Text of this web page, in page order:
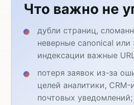
Что важно не
дубли страниц,
неверные canonical или
индексации важные
потеря заявок из-за
целей аналитики, CRM-
почтовых уведомлений;